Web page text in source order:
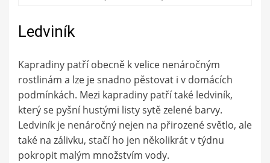
Ledviník
Kapradiny patří obecně k velice nenáročným
rostlinám a lze je snadno pěstovat i v domácích
podmínkách. Mezi kapradiny patří také ledviník,
který se pyšní hustými listy sytě zelené barvy.
Ledviník je nenáročný nejen na přirozené světlo, ale
také na zálivku, stačí ho jen několikrát v týdnu
pokropit malým množstvím vody.